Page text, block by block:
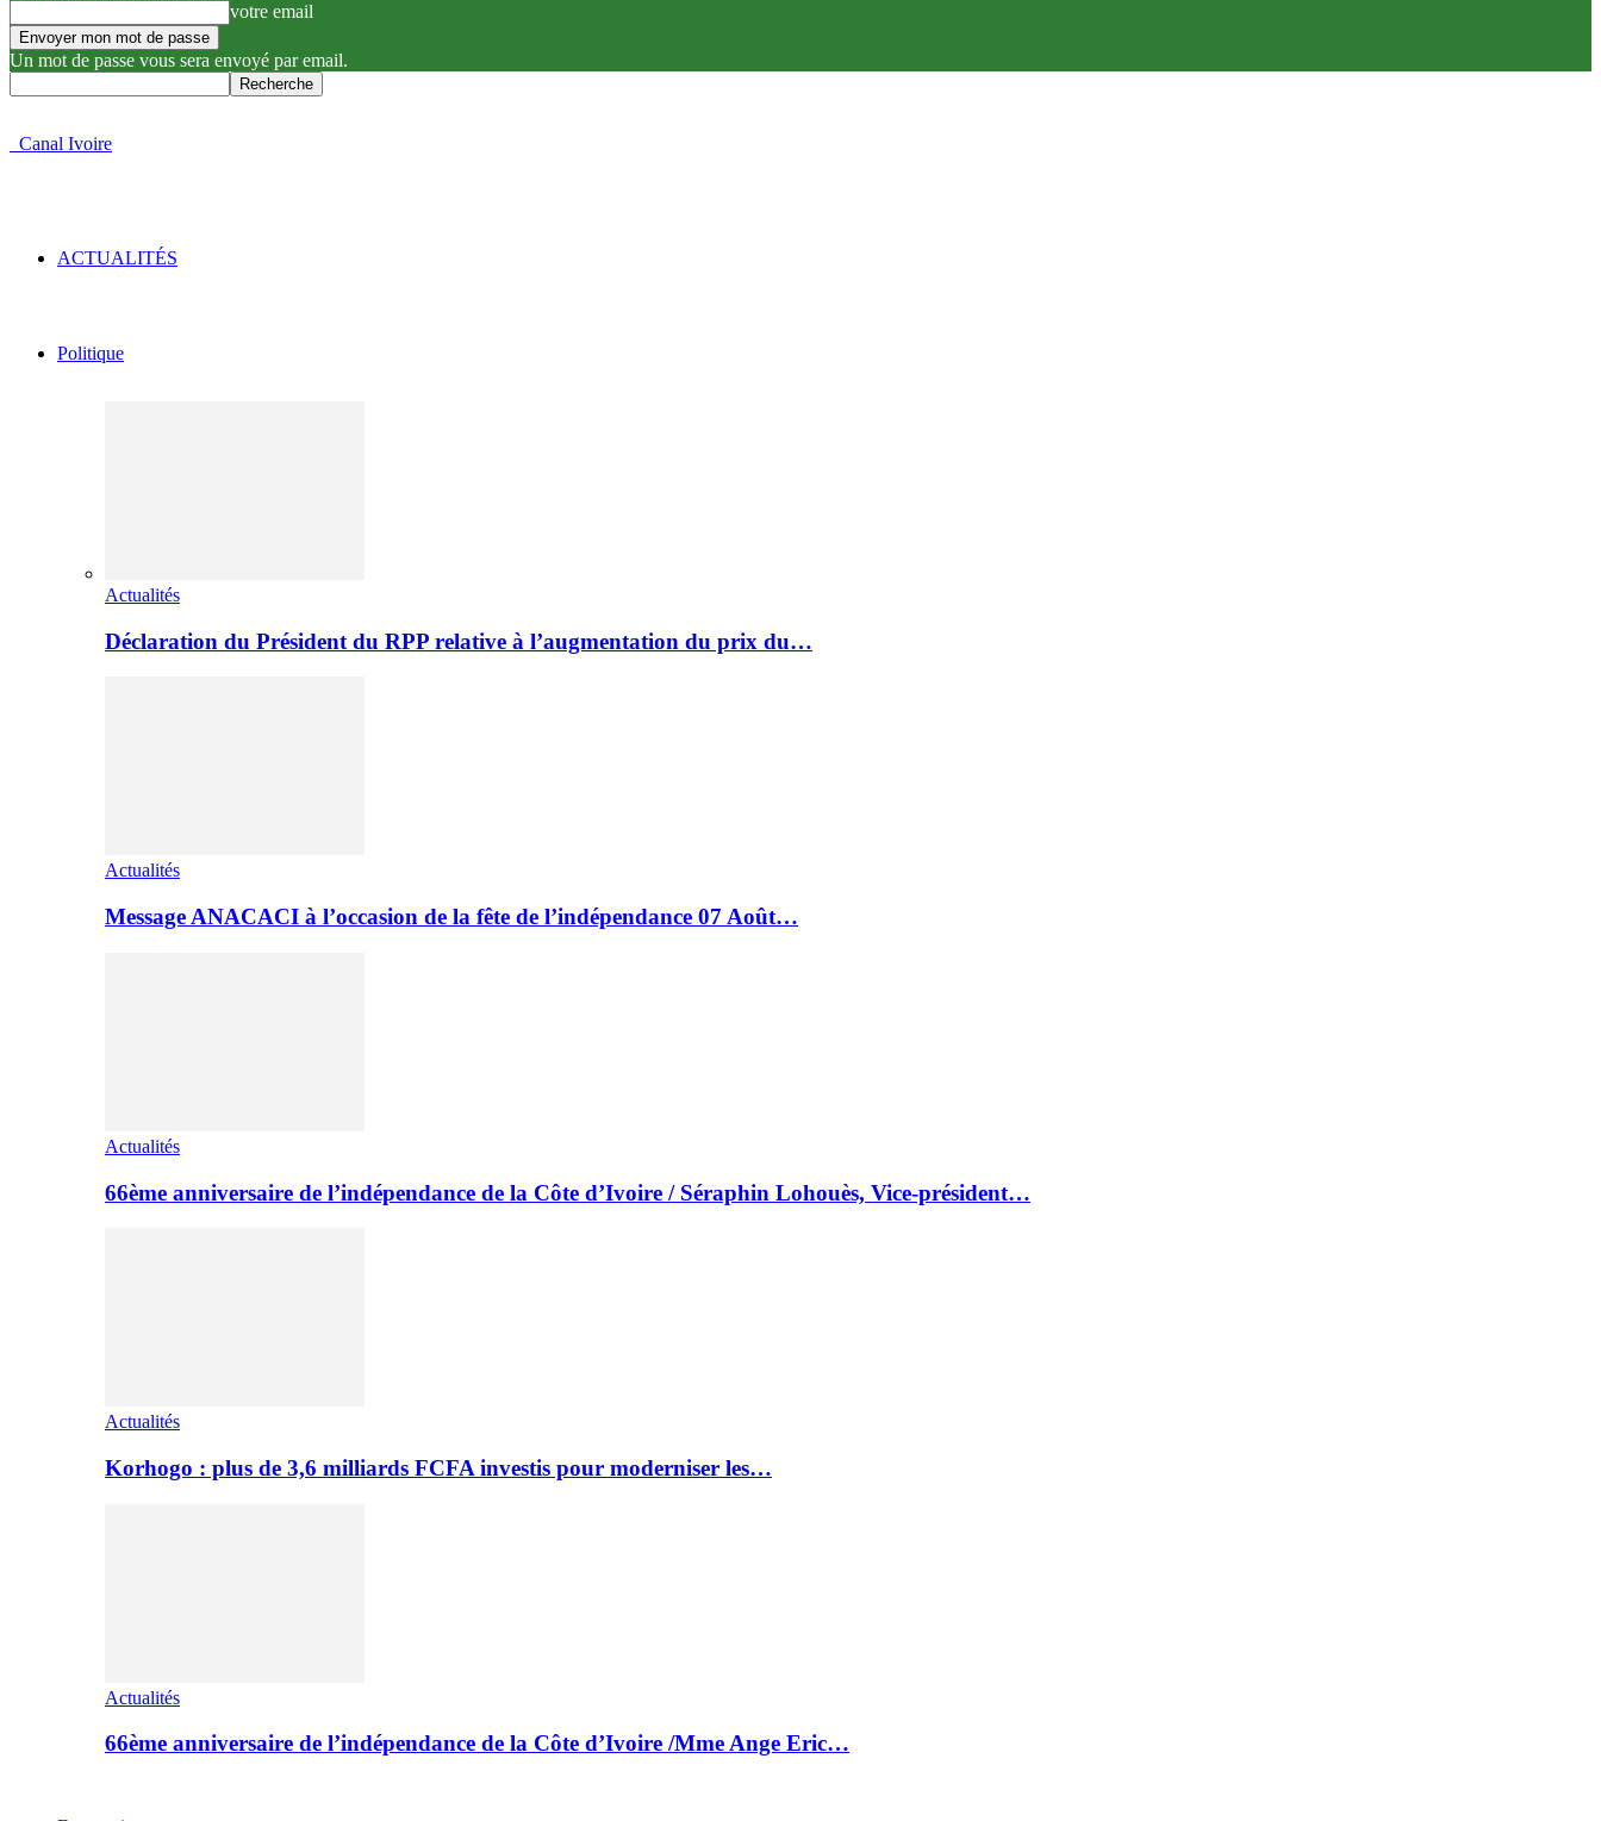
votre email
Un mot de passe vous sera envoyé par email.
Canal Ivoire
ACTUALITÉS
Politique
Actualités
Déclaration du Président du RPP relative à l’augmentation du prix du…
Actualités
Message ANACACI à l’occasion de la fête de l’indépendance 07 Août…
Actualités
66ème anniversaire de l’indépendance de la Côte d’Ivoire / Séraphin Lohouès, Vice-président…
Actualités
Korhogo : plus de 3,6 milliards FCFA investis pour moderniser les…
Actualités
66ème anniversaire de l’indépendance de la Côte d’Ivoire /Mme Ange Eric…